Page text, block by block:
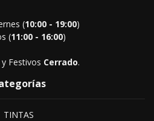
(10:00 - 19:00)
(11:00 - 16:00)
Festivos Cerrado.
TINTAS